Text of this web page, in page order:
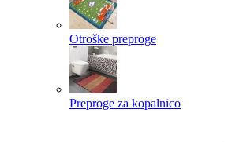
Otroške preproge
Preproge za kopalnico